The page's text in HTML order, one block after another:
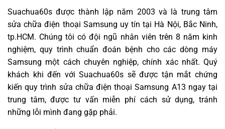
Suachua60s được thành lập năm 2003 và là trung tâm
sửa chữa điện thoại Samsung uy tín tại Hà Nội, Bắc Ninh,
tp.HCM. Chúng tôi có đội ngũ nhân viên trên 8 năm kinh
nghiệm, quy trình chuẩn đoán bệnh cho các dòng máy
Samsung một cách chuyên nghiệp, chính xác nhất. Quý
khách khi đến với Suachua60s sẽ được tận mắt chứng
kiến quy trình sửa chữa điện thoại Samsung A13 ngay tại
trung tâm, được tư vấn miễn phí cách sử dụng, tránh
những lỗi mình đang gặp phải.